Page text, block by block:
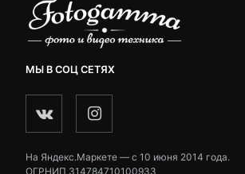
МЫ В СОЦ СЕТЯХ
На Яндекс.Маркете — c 10 июня 2014 года.
ОГРНИП 314784710100933